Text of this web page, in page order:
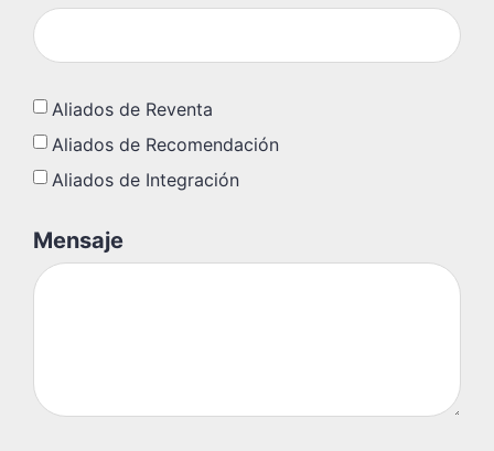
Aliados de Reventa
Aliados de Recomendación
Aliados de Integración
Mensaje